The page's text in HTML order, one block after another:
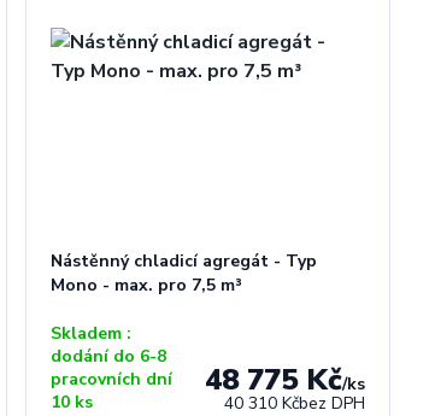
Nástěnný chladicí agregát - Typ
Mono - max. pro 7,5 m³
48 775 Kč/ks
40 310 Kčbez DPH
Skladem :
dodání do 6-8
pracovních dní
10 ks